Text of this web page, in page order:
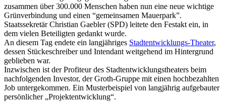
zusammen über 300.000 Menschen haben nun eine neue wichtige
Grünverbindung und einen “gemeinsamen Mauerpark”.
Staatssekretär Christian Gaebler (SPD) leitete den Festakt ein, in
dem vielen Beteiligten gedankt wurde.
An diesem Tag endete ein langjähriges Stadtentwicklungs-Theater,
dessen Stückeschreiber und Intendant weitgehend im Hintergrund
geblieben war.
Inzwischen ist der Profiteur des Stadtentwicklungstheaters beim
nachfolgenden Investor, der Groth-Gruppe mit einen hochbezahlten
Job untergekommen. Ein Musterbeispiel von langjährig aufgebauter
persönlicher „Projektentwicklung“.